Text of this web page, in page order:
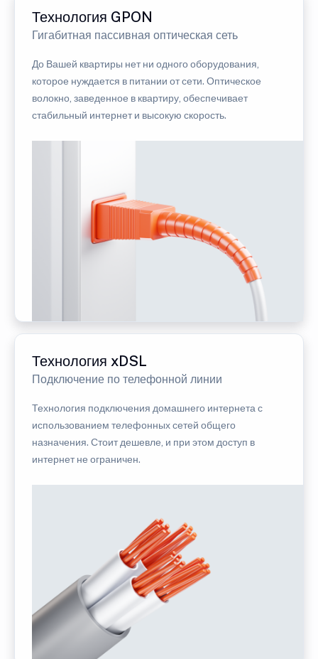
Технология GPON
Гигабитная пассивная оптическая сеть
До Вашей квартиры нет ни одного оборудования,
которое нуждается в питании от сети. Оптическое
волокно, заведенное в квартиру, обеспечивает
стабильный интернет и высокую скорость.
Технология xDSL
Подключение по телефонной линии
Технология подключения домашнего интернета с
использованием телефонных сетей общего
назначения. Стоит дешевле, и при этом доступ в
интернет не ограничен.